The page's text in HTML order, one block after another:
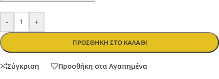
- +
ΠΡΟΣΘΉΚΗ ΣΤΟ ΚΑΛΆΘΙ
Σύγκριση Προσθήκη στα Αγαπημένα